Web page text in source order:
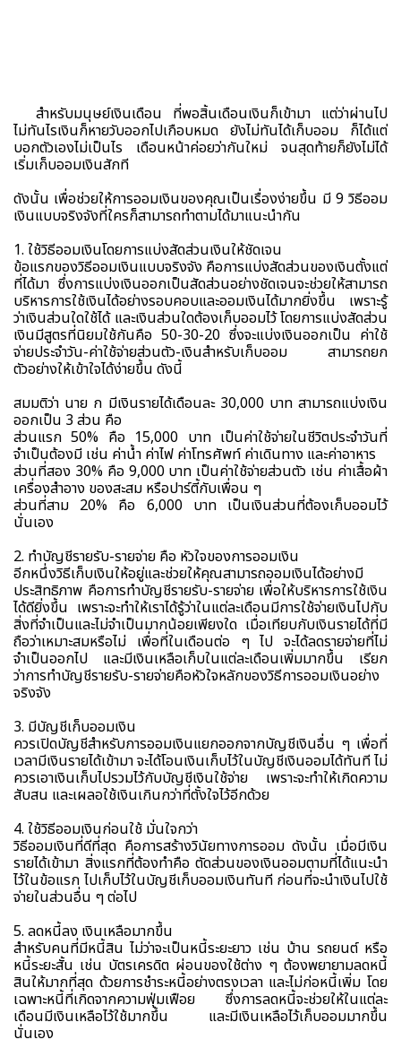
สำหรับมนุษย์เงินเดือน ที่พอสิ้นเดือนเงินก็เข้ามา แต่ว่าผ่านไป
ไม่ทันไรเงินก็หายวับออกไปเกือบหมด ยังไม่ทันได้เก็บออม ก็ได้แต่
บอกตัวเองไม่เป็นไร เดือนหน้าค่อยว่ากันใหม่ จนสุดท้ายก็ยังไม่ได้
เริ่มเก็บออมเงินสักที
ดังนั้น เพื่อช่วยให้การออมเงินของคุณเป็นเรื่องง่ายขึ้น มี 9 วิธีออม
เงินแบบจริงจังที่ใครก็สามารถทำตามได้มาแนะนำกัน
1. ใช้วิธีออมเงินโดยการแบ่งสัดส่วนเงินให้ชัดเจน
ข้อแรกของวิธีออมเงินแบบจริงจัง คือการแบ่งสัดส่วนของเงินตั้งแต่
ที่ได้มา ซึ่งการแบ่งเงินออกเป็นสัดส่วนอย่างชัดเจนจะช่วยให้สามารถ
บริหารการใช้เงินได้อย่างรอบคอบและออมเงินได้มากยิ่งขึ้น เพราะรู้
ว่าเงินส่วนใดใช้ได้ และเงินส่วนใดต้องเก็บออมไว้ โดยการแบ่งสัดส่วน
เงินมีสูตรที่นิยมใช้กันคือ 50-30-20 ซึ่งจะแบ่งเงินออกเป็น ค่าใช้
จ่ายประจำวัน-ค่าใช้จ่ายส่วนตัว-เงินสำหรับเก็บออม สามารถยก
ตัวอย่างให้เข้าใจได้ง่ายขึ้น ดังนี้
สมมติว่า นาย ก มีเงินรายได้เดือนละ 30,000 บาท สามารถแบ่งเงิน
ออกเป็น 3 ส่วน คือ
ส่วนแรก 50% คือ 15,000 บาท เป็นค่าใช้จ่ายในชีวิตประจำวันที่
จำเป็นต้องมี เช่น ค่าน้ำ ค่าไฟ ค่าโทรศัพท์ ค่าเดินทาง และค่าอาหาร
ส่วนที่สอง 30% คือ 9,000 บาท เป็นค่าใช้จ่ายส่วนตัว เช่น ค่าเสื้อผ้า
เครื่องสำอาง ของสะสม หรือปาร์ตี้กับเพื่อน ๆ
ส่วนที่สาม 20% คือ 6,000 บาท เป็นเงินส่วนที่ต้องเก็บออมไว้
นั่นเอง
2. ทำบัญชีรายรับ-รายจ่าย คือ หัวใจของการออมเงิน
อีกหนึ่งวิธีเก็บเงินให้อยู่และช่วยให้คุณสามารถออมเงินได้อย่างมี
ประสิทธิภาพ คือการทำบัญชีรายรับ-รายจ่าย เพื่อให้บริหารการใช้เงิน
ได้ดียิ่งขึ้น เพราะจะทำให้เราได้รู้ว่าในแต่ละเดือนมีการใช้จ่ายเงินไปกับ
สิ่งที่จำเป็นและไม่จำเป็นมากน้อยเพียงใด เมื่อเทียบกับเงินรายได้ที่มี
ถือว่าเหมาะสมหรือไม่ เพื่อที่ในเดือนต่อ ๆ ไป จะได้ลดรายจ่ายที่ไม่
จำเป็นออกไป และมีเงินเหลือเก็บในแต่ละเดือนเพิ่มมากขึ้น เรียก
ว่าการทำบัญชีรายรับ-รายจ่ายคือหัวใจหลักของวิธีการออมเงินอย่าง
จริงจัง
3. มีบัญชีเก็บออมเงิน
ควรเปิดบัญชีสำหรับการออมเงินแยกออกจากบัญชีเงินอื่น ๆ เพื่อที่
เวลามีเงินรายได้เข้ามา จะได้โอนเงินเก็บไว้ในบัญชีเงินออมได้ทันที ไม่
ควรเอาเงินเก็บไปรวมไว้กับบัญชีเงินใช้จ่าย เพราะจะทำให้เกิดความ
สับสน และเผลอใช้เงินเกินกว่าที่ตั้งใจไว้อีกด้วย
4. ใช้วิธีออมเงินก่อนใช้ มั่นใจกว่า
วิธีออมเงินที่ดีที่สุด คือการสร้างวินัยทางการออม ดังนั้น เมื่อมีเงิน
รายได้เข้ามา สิ่งแรกที่ต้องทำคือ ตัดส่วนของเงินออมตามที่ได้แนะนำ
ไว้ในข้อแรก ไปเก็บไว้ในบัญชีเก็บออมเงินทันที ก่อนที่จะนำเงินไปใช้
จ่ายในส่วนอื่น ๆ ต่อไป
5. ลดหนี้ลง เงินเหลือมากขึ้น
สำหรับคนที่มีหนี้สิน ไม่ว่าจะเป็นหนี้ระยะยาว เช่น บ้าน รถยนต์ หรือ
หนี้ระยะสั้น เช่น บัตรเครดิต ผ่อนของใช้ต่าง ๆ ต้องพยายามลดหนี้
สินให้มากที่สุด ด้วยการชำระหนี้อย่างตรงเวลา และไม่ก่อหนี้เพิ่ม โดย
เฉพาะหนี้ที่เกิดจากความฟุ่มเฟือย ซึ่งการลดหนี้จะช่วยให้ในแต่ละ
เดือนมีเงินเหลือไว้ใช้มากขึ้น และมีเงินเหลือไว้เก็บออมมากขึ้น
นั่นเอง